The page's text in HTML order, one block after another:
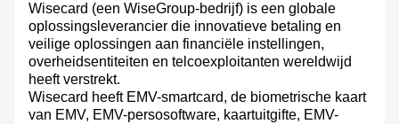
Wisecard (een WiseGroup-bedrijf) is een globale
oplossingsleverancier die innovatieve betaling en
veilige oplossingen aan financiële instellingen,
overheidsentiteiten en telcoexploitanten wereldwijd
heeft verstrekt.
Wisecard heeft EMV-smartcard, de biometrische kaart
van EMV, EMV-persosoftware, kaartuitgifte, EMV-